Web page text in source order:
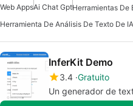
Web AppsAi Chat Gpt
Herramienta De Análisis De Texto De IA
InferKit Demo
3.4 Gratuito
Un generador de